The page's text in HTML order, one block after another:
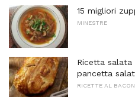
15 migliori
MINESTRE
Ricetta
pancetta
RICETTE AL BACON